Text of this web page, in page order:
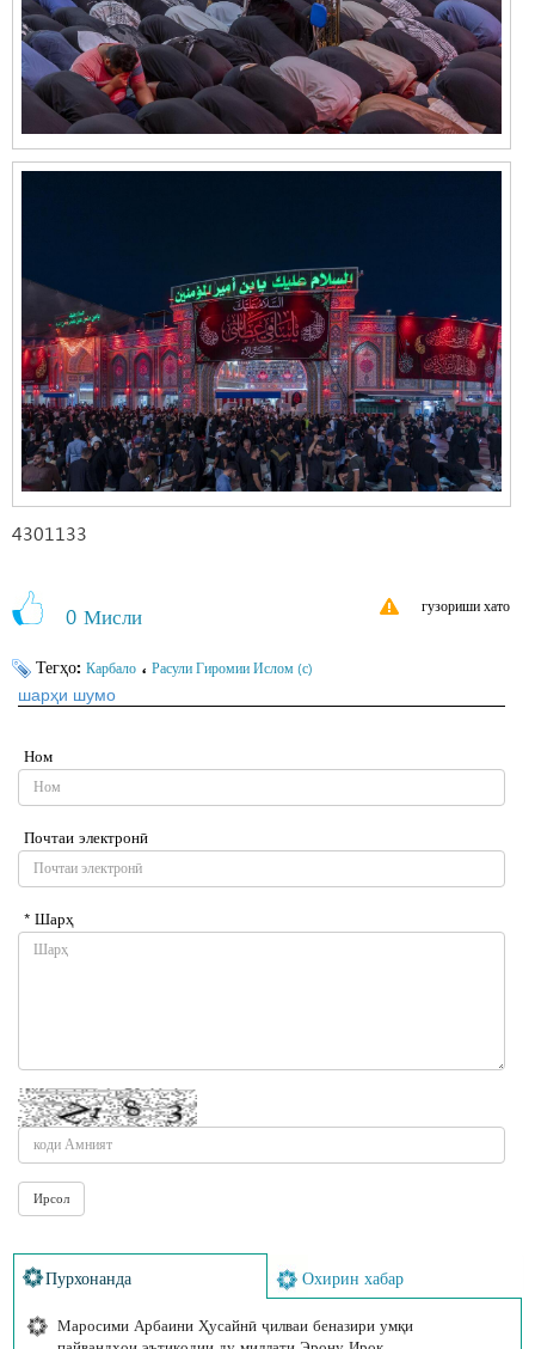
4301133
0 Мисли гузориши хато
Тегҳо: Карбало ، Расули Гиромии Ислом (с)
шарҳи шумо
Ном
Почтаи электронӣ
* Шарҳ
Пурхонанда Охирин хабар
Маросими Арбаини Ҳусайнӣ ҷилваи беназири умқи